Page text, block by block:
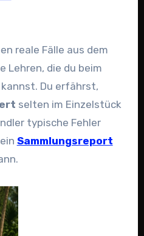
reale Fälle aus dem
Lehren, die du beim
Du erfährst,
selten im Einzelstück
typische Fehler
Sammlungsreport